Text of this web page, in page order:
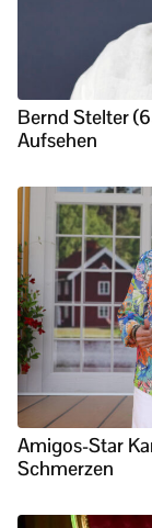
Bernd Stelter
Aufsehen
Amigos-Star
Schmerzen